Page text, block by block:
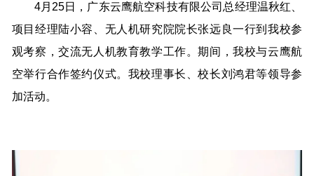
4月25日，广东云鹰航空科技有限公司总经理温秋红、
项目经理陆小容、无人机研究院院长张远良一行到我校参
观考察，交流无人机教育教学工作。期间，我校与云鹰航
空举行合作签约仪式。我校理事长、校长刘鸿君等领导参
加活动。